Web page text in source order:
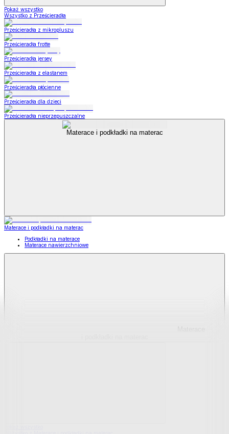
Pokaż wszystko
Wszystko z Prześcieradła
Prześcieradła z mikropluszu
Prześcieradła frotte
Prześcieradła jersey
Prześcieradła z elastanem
Prześcieradła płócienne
Prześcieradła dla dzieci
Prześcieradła nieprzepuszczalne
Materace i podkładki na materac
Materace i podkładki na materac
Podkładki na materace
Materace nawierzchniowe